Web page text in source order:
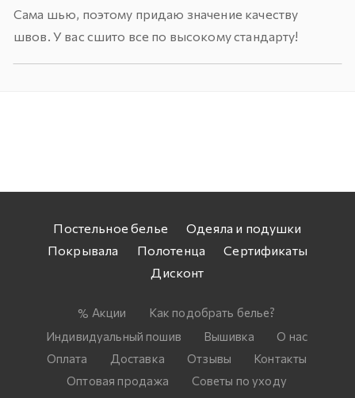
Сама шью, поэтому придаю значение качеству
швов. У вас сшито все по высокому стандарту!
Постельное белье
Одеяла и подушки
Покрывала
Полотенца
Сертификаты
Дисконт
Акции
Как подобрать белье?
Индивидуальный пошив
Вышивка
О нас
Оплата
Доставка Отзывы
Контакты
Оптовая продажа
Советы по уходу